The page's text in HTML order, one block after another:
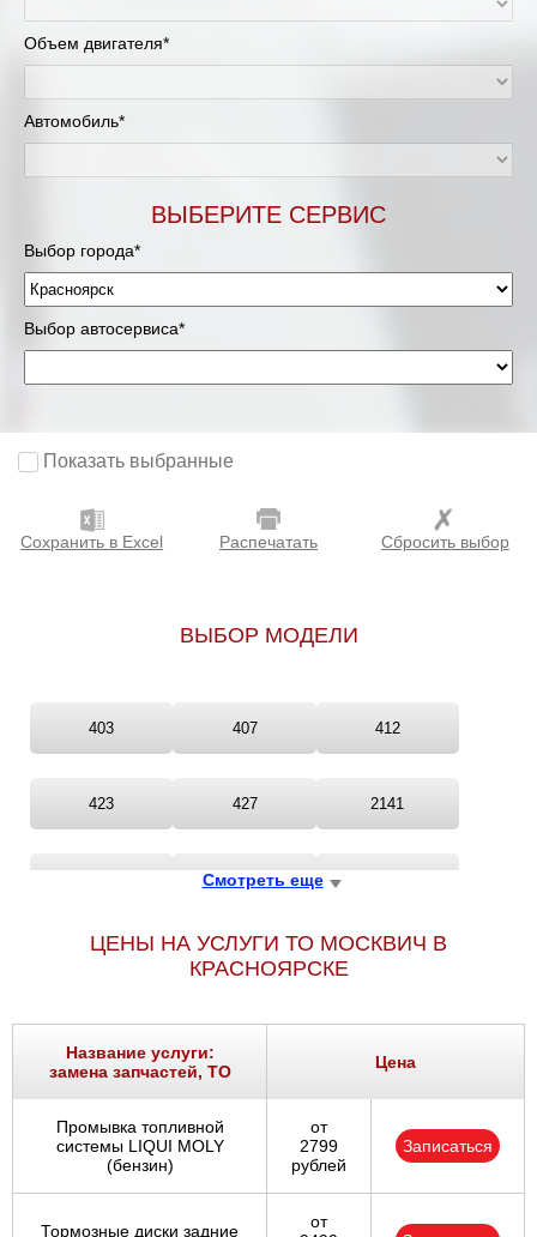
Объем двигателя*
Автомобиль*
ВЫБЕРИТЕ СЕРВИС
Выбор города*
Выбор автосервиса*
Показать выбранные
Сохранить в Excel Распечатать Сбросить выбор
ВЫБОР МОДЕЛИ
403 407 412
423 427 2141
2335
Смотреть еще
ЦЕНЫ НА УСЛУГИ ТО МОСКВИЧ В
КРАСНОЯРСКЕ
Название услуги:
замена запчастей, ТО
Цена
Промывка топливной
системы LIQUI MOLY
(бензин)
от
2799
рублей
Записаться
Тормозные диски задние
от